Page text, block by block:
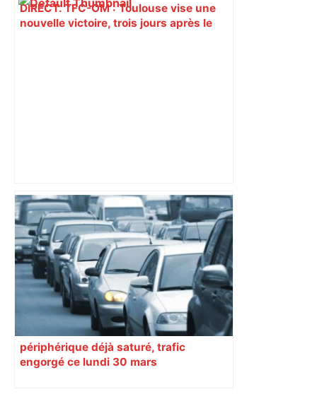
DIRECT. TFC-OM : Toulouse vise une
nouvelle victoire, trois jours après le
DIRECT. Toulouse – Montpellier : suivez
le match – Linternaute.com
périphérique déjà saturé, trafic
engorgé ce lundi 30 mars